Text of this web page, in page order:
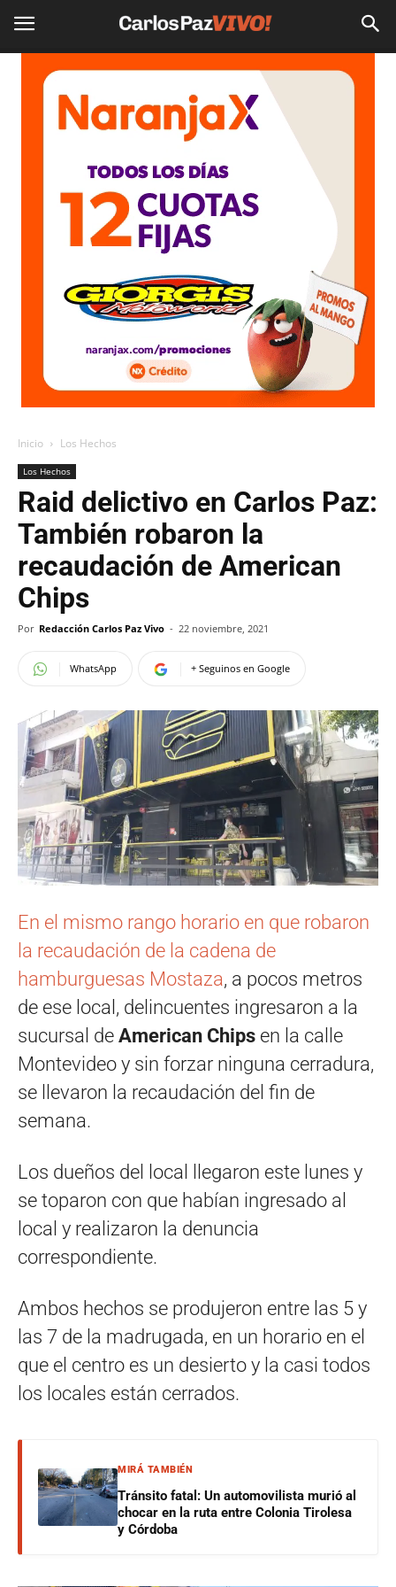
Inicio Los Hechos
Los Hechos
Raid delictivo en Carlos Paz:
También robaron la
recaudación de American
Chips
Por Redacción Carlos Paz Vivo - 22 noviembre, 2021
WhatsApp + Seguinos en Google
En el mismo rango horario en que robaron
la recaudación de la cadena de
hamburguesas Mostaza, a pocos metros
de ese local, delincuentes ingresaron a la
sucursal de American Chips en la calle
Montevideo y sin forzar ninguna cerradura,
se llevaron la recaudación del fin de
semana.
Los dueños del local llegaron este lunes y
se toparon con que habían ingresado al
local y realizaron la denuncia
correspondiente.
Ambos hechos se produjeron entre las 5 y
las 7 de la madrugada, en un horario en el
que el centro es un desierto y la casi todos
los locales están cerrados.
MIRÁ TAMBIÉN
Tránsito fatal: Un automovilista murió al
chocar en la ruta entre Colonia Tirolesa
y Córdoba